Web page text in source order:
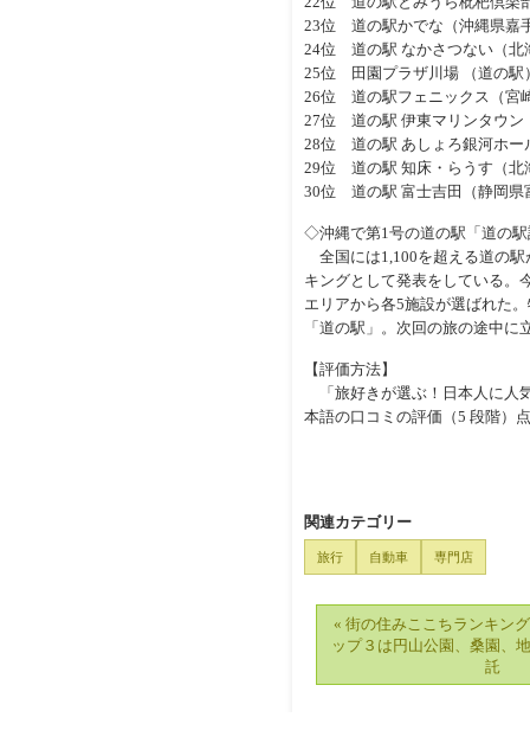
23位 道の駅かでな（沖縄県嘉
24位 道の駅 なかさつない（北
25位 田園プラザ川場 （道の駅
26位 道の駅フェニックス（宮
27位 道の駅 伊東マリンタウン
28位 道の駅 あしょろ銀河ホー
29位 道の駅 知床・らうす（北
30位 道の駅 富士吉田（静岡県
◇沖縄で第1号の道の駅「道の
全国には1,100を超える道の駅
キングとして発表をしている。
エリアから各5施設が選ばれた
「道の駅」。次回の旅の途中
【評価方法】
「旅好きが選ぶ！日本人に人
本語の口コミの評価（5 段階）
関連カテゴリー
旅行 自動車 専門店
« 街の住みここちランキン
ップ３は円山公園、桑園、
託